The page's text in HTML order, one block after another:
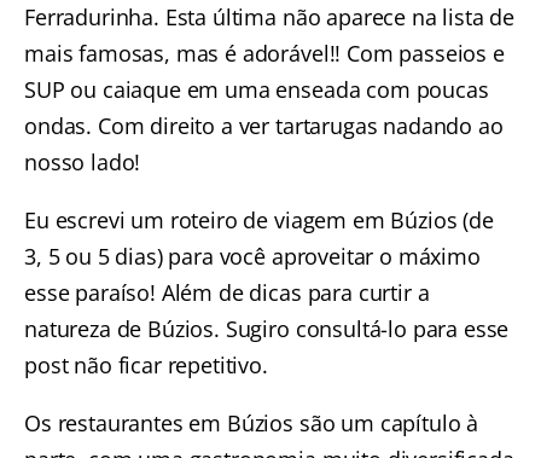
Ferradurinha. Esta última não aparece na lista de
mais famosas, mas é adorável!! Com passeios e
SUP ou caiaque em uma enseada com poucas
ondas. Com direito a ver tartarugas nadando ao
nosso lado!
Eu escrevi um roteiro de viagem em Búzios (de
3, 5 ou 5 dias) para você aproveitar o máximo
esse paraíso! Além de dicas para curtir a
natureza de Búzios. Sugiro consultá-lo para esse
post não ficar repetitivo.
Os restaurantes em Búzios são um capítulo à